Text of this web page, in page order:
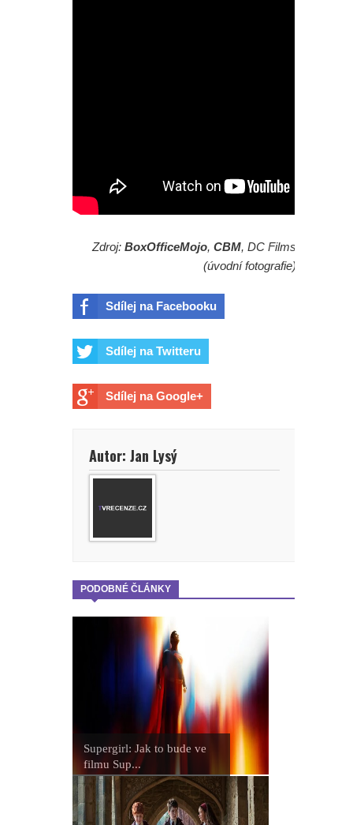
Zdroj: BoxOfficeMojo, CBM, DC Films
(úvodní fotografie)
Sdílej na Facebooku
Sdílej na Twitteru
Sdílej na Google+
Autor: Jan Lysý
PODOBNÉ ČLÁNKY
Supergirl: Jak to bude ve
filmu Sup...